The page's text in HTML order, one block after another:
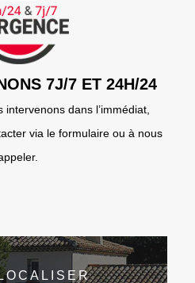
7J/7 ET 24H/24
intervenons dans l’immédiat,
via le formulaire ou à nous